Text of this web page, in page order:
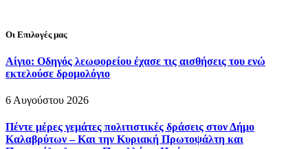
Οι Επιλογές μας
Αίγιο: Οδηγός λεωφορείου έχασε τις αισθήσεις του ενώ
εκτελούσε δρομολόγιο
6 Αυγούστου 2026
Πέντε μέρες γεμάτες πολιτιστικές δράσεις στον Δήμο
Καλαβρύτων – Και την Κυριακή Πρωτοψάλτη και